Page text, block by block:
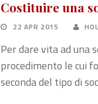
Costituire una
22 APR 2015
Per dare vita ad una
procedimento le cui
seconda del tipo di